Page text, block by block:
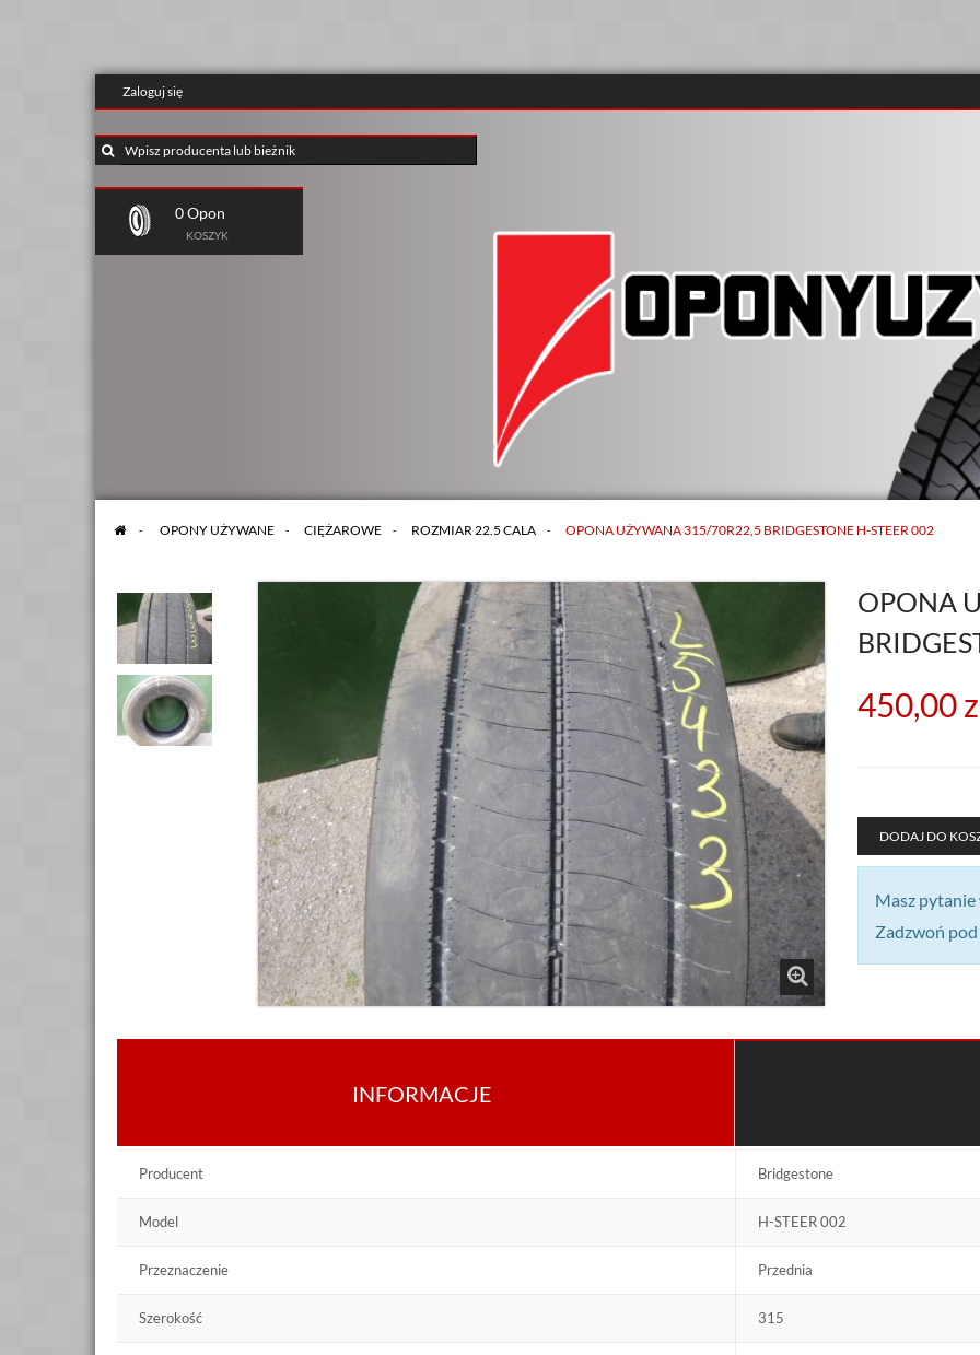
Zaloguj się
0 Opon
KOSZYK
> OPONY UŻYWANE > CIĘŻAROWE > ROZMIAR 22.5 CALA > OPONA UŻYWANA 315/70R22,5 BRIDGESTONE H-STEER 002
OPONA
450,00
DODAJ DO
Masz pytanie
Zadzwoń
INFORMACJE
Producent Bridgestone
Model H-STEER 002
Przeznaczenie Przednia
Szerokość 315